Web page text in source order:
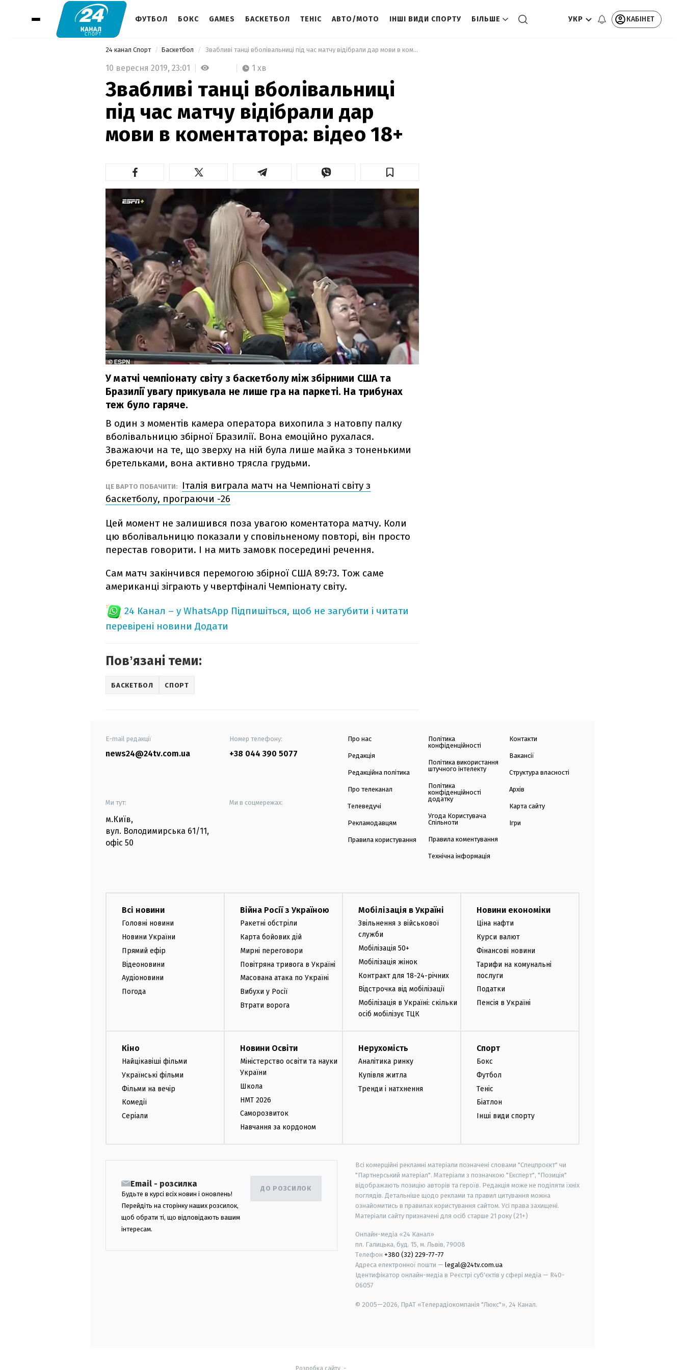
ФУТБОЛ БОКС GAMES БАСКЕТБОЛ ТЕНІС АВТО/МОТО ІНШІ ВИДИ СПОРТУ БІЛЬШЕ УКР КАБІНЕТ
24 канал Спорт Баскетбол Звабливі танці вболівальниці під час матчу відібрали дар мови в коментатора: відео 18+
10 вересня 2019, 23:01 1 хв
Звабливі танці вболівальниці
під час матчу відібрали дар
мови в коментатора: відео 18+
У матчі чемпіонату світу з баскетболу між збірними США та
Бразилії увагу прикувала не лише гра на паркеті. На трибунах
теж було гаряче.
В один з моментів камера оператора вихопила з натовпу палку
вболівальницю збірної Бразилії. Вона емоційно рухалася.
Зважаючи на те, що зверху на ній була лише майка з тоненькими
бретельками, вона активно трясла грудьми.
ЦЕ ВАРТО ПОБАЧИТИ:
Італія виграла матч на Чемпіонаті світу з
баскетболу, програючи -26
Цей момент не залишився поза увагою коментатора матчу. Коли
цю вболівальницю показали у сповільненому повторі, він просто
перестав говорити. І на мить замовк посередині речення.
Сам матч закінчився перемогою збірної США 89:73. Тож саме
американці зіграють у чвертфіналі Чемпіонату світу.
24 Канал – у WhatsApp Підпишіться, щоб не загубити і читати
перевірені новини Додати
Повʼязані теми:
БАСКЕТБОЛ СПОРТ
E-mail редакції
news24@24tv.com.ua
Номер телефону:
+38 044 390 5077
Ми тут:
м.Київ,
вул. Володимирська 61/11,
офіс 50
Ми в соцмережах:
Про нас
Редакція
Редакційна політика
Про телеканал
Телеведучі
Рекламодавцям
Правила користування
Політика
конфіденційності
Політика використання
штучного інтелекту
Політика
конфіденційності
додатку
Угода Користувача
Спільноти
Правила коментування
Технічна інформація
Контакти
Вакансії
Структура власності
Архів
Карта сайту
Ігри
Всі новини
Головні новини
Новини України
Прямий ефір
Відеоновини
Аудіоновини
Погода
Війна Росії з Україною
Ракетні обстріли
Карта бойових дій
Мирні переговори
Повітряна тривога в Україні
Масована атака по Україні
Вибухи у Росії
Втрати ворога
Мобілізація в Україні
Звільнення з військової
служби
Мобілізація 50+
Мобілізація жінок
Контракт для 18-24-річних
Відстрочка від мобілізації
Мобілізація в Україні: скільки
осіб мобілізує ТЦК
Новини економіки
Ціна нафти
Курси валют
Фінансові новини
Тарифи на комунальні
послуги
Податки
Пенсія в Україні
Кіно
Найцікавіші фільми
Українські фільми
Фільми на вечір
Комедії
Серіали
Новини Освіти
Міністерство освіти та науки
України
Школа
НМТ 2026
Саморозвиток
Навчання за кордоном
Нерухомість
Аналітика ринку
Купівля житла
Тренди і натхнення
Спорт
Бокс
Футбол
Теніс
Біатлон
Інші види спорту
Email - розсилка
Будьте в курсі всіх новин і оновлень!
Перейдіть на сторінку наших розсилок,
щоб обрати ті, що відповідають вашим
інтересам.
ДО РОЗСИЛОК
Всі комерційні рекламні матеріали позначені словами "Спецпроєкт" чи
"Партнерський матеріал". Матеріали з позначкою "Експерт", "Позиція"
відображають позицію авторів та героїв. Редакція може не поділяти їхніх
поглядів. Детальніше щодо реклами та правил цитування можна
ознайомитись в правилах користування сайтом. Усі права захищені.
Матеріали сайту призначені для осіб старше 21 року (21+)
Онлайн-медіа «24 Канал»
пл. Галицька, буд. 15, м. Львів, 79008
Телефон +380 (32) 229-77-77
Адреса електронної пошти — legal@24tv.com.ua
Ідентифікатор онлайн-медіа в Реєстрі суб'єктів у сфері медіа — R40-
06057
© 2005—2026, ПрАТ «Телерадіокомпанія "Люкс"», 24 Канал.
Розробка сайту-